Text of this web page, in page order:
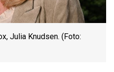
Julia Knudsen. (Foto: